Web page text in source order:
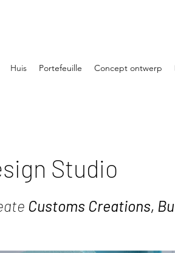
Huis Portefeuille Concept ontwerp
Studio
Customs Creations,